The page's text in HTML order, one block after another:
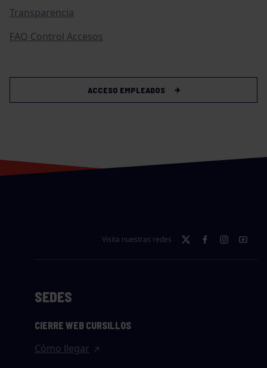
Transparencia
FAQ Control Accesos
ACCESO EMPLEADOS
Visita nuestras redes
SEDES
CIERRE WEB CURSILLOS
Cómo llegar